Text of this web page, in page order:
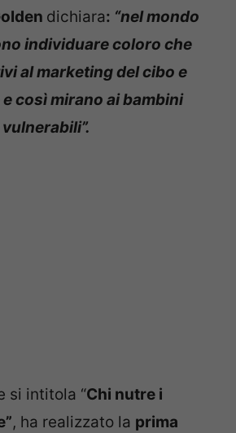
dichiara: “nel mondo
individuare coloro che
al marketing del cibo e
così mirano ai bambini
si intitola “Chi nutre i
, ha realizzato la prima